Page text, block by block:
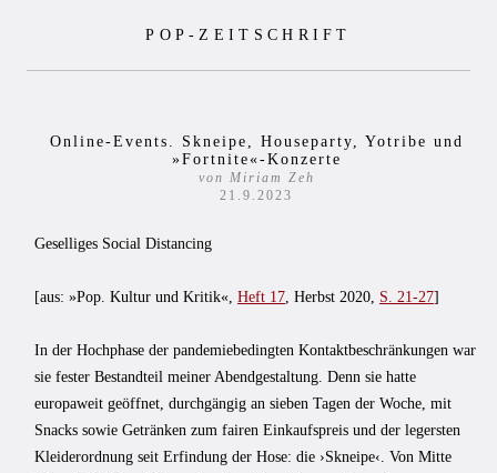
POP-ZEITSCHRIFT
Online-Events. Skneipe, Houseparty, Yotribe und
»Fortnite«-Konzerte
von Miriam Zeh
21.9.2023
Geselliges Social Distancing
[aus: »Pop. Kultur und Kritik«, Heft 17 , Herbst 2020, S. 21-27]
In der Hochphase der pandemiebedingten Kontaktbeschränkungen war
sie fester Bestandteil meiner Abendgestaltung. Denn sie hatte
europaweit geöffnet, durchgängig an sieben Tagen der Woche, mit
Snacks sowie Getränken zum fairen Einkaufspreis und der legersten
Kleiderordnung seit Erfindung der Hose: die ›Skneipe‹. Von Mitte